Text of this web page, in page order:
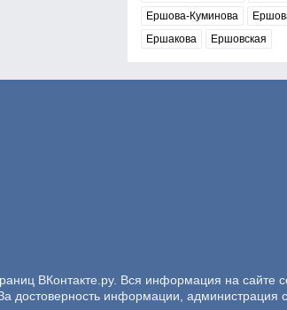
Ершова-Куминова
Ершакова
Ершовская
ВКонтакте.ру. Вся информация на сайте
достоверность информации, администрация